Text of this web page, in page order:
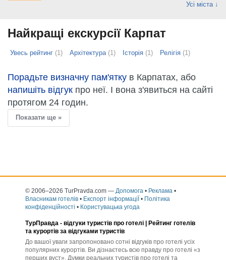
Усі міста ↓
Найкращі екскурсії Карпат
Увесь рейтинг (1) Архітектура(1) Історія (1) Релігія (1)
Порадьте визначну пам'ятку в Карпатах, або
напишіть відгук про неї. І вона з'явиться на сайті
протягом 24 годин.
Показати ще »
© 2006–2026 TurPravda.com — Допомога • Реклама •
Власникам готелів • Експорт інформаціЇ • Політика
конфіденційності • Користувацька угода
ТурПравда - відгуки туристів про готелі | Рейтинг готелів
та курортів за відгуками туристів
До вашої уваги запропоновано сотні відгуків про готелі усіх
популярних курортів. Ви дізнаєтесь всю правду про готелі «з
перших вуст». Думки реальних туристів про готелі та